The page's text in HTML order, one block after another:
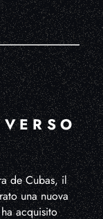
de Cubas, il
una nuova
acquisito